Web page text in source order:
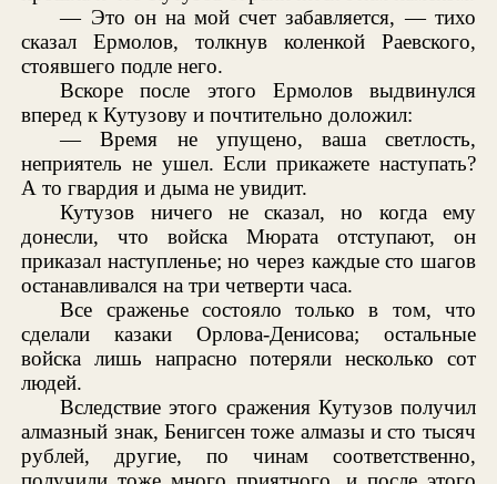
— Это он на мой счет забавляется, — тихо
сказал Ермолов, толкнув коленкой Раевского,
стоявшего подле него.
Вскоре после этого Ермолов выдвинулся
вперед к Кутузову и почтительно доложил:
— Время не упущено, ваша светлость,
неприятель не ушел. Если прикажете наступать?
А то гвардия и дыма не увидит.
Кутузов ничего не сказал, но когда ему
донесли, что войска Мюрата отступают, он
приказал наступленье; но через каждые сто шагов
останавливался на три четверти часа.
Все сраженье состояло только в том, что
сделали казаки Орлова-Денисова; остальные
войска лишь напрасно потеряли несколько сот
людей.
Вследствие этого сражения Кутузов получил
алмазный знак, Бенигсен тоже алмазы и сто тысяч
рублей, другие, по чинам соответственно,